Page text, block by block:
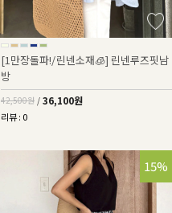
[1만장돌파!/린넨소재🧊] 린넨루즈핏남
방
42,500원 / 36,100원
리뷰 : 0
15%